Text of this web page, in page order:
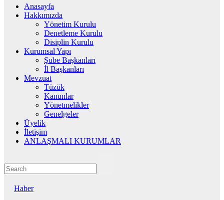
Anasayfa
Hakkımızda
Yönetim Kurulu
Denetleme Kurulu
Disiplin Kurulu
Kurumsal Yapı
Şube Başkanları
İl Başkanları
Mevzuat
Tüzük
Kanunlar
Yönetmelikler
Genelgeler
Üyelik
İletişim
ANLAŞMALI KURUMLAR
Haber